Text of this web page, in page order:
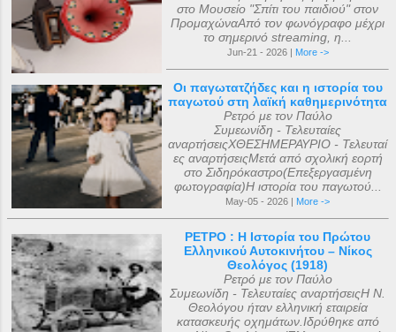
στο Μουσείο "Σπίτι του παιδιού" στον
ΠρομαχώναΑπό τον φωνόγραφο μέχρι
το σημερινό streaming, η...
Jun-21 - 2026 | More ->
Οι παγωτατζήδες και η ιστορία του
παγωτού στη λαϊκή καθημερινότητα
Ρετρό με τον Παύλο
Συμεωνίδη - Τελευταίες
αναρτήσειςΧΘΕΣΗΜΕΡΑΥΡΙΟ - Τελευταί
ες αναρτήσειςΜετά από σχολική εορτή
στο Σιδηρόκαστρο(Επεξεργασμένη
φωτογραφία)Η ιστορία του παγωτού...
May-05 - 2026 | More ->
ΡΕΤΡΟ : Η Ιστορία του Πρώτου
Ελληνικού Αυτοκινήτου – Νίκος
Θεολόγος (1918)
Ρετρό με τον Παύλο
Συμεωνίδη - Τελευταίες αναρτήσειςΗ Ν.
Θεολόγου ήταν ελληνική εταιρεία
κατασκευής οχημάτων.Ιδρύθηκε από